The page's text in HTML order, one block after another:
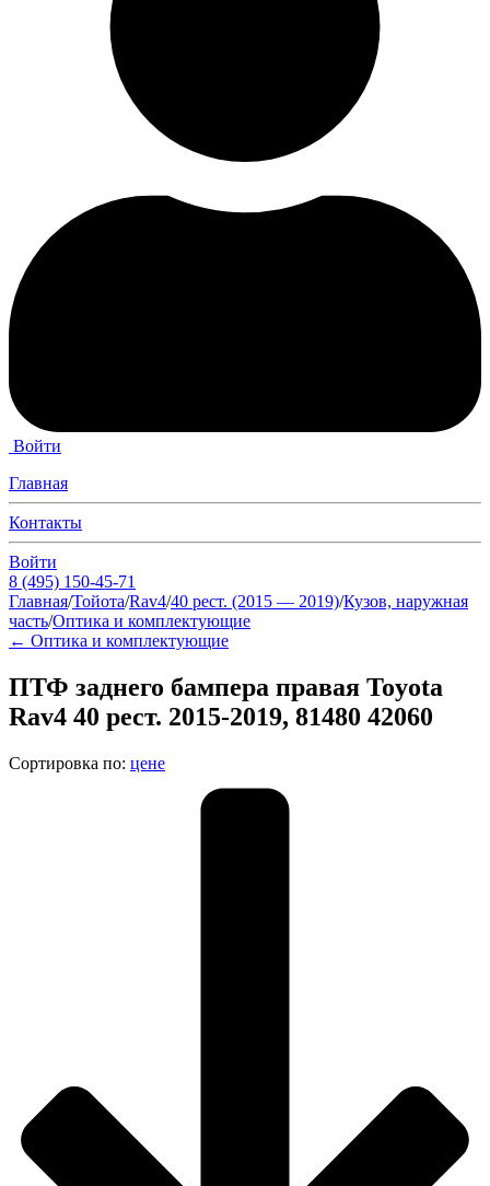
Войти
Главная
Контакты
Войти
8 (495) 150-45-71
Главная/Тойота/Rav4/40 рест. (2015 — 2019)/Кузов, наружная
часть/Оптика и комплектующие
← Оптика и комплектующие
ПТФ заднего бампера правая Toyota
Rav4 40 рест. 2015-2019, 81480 42060
Сортировка по: цене